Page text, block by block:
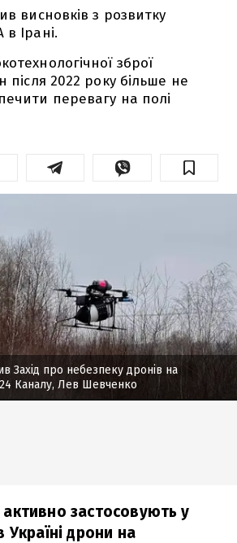
висновків з розвитку
Ірані.
зброї
після 2022 року більше не
перевагу на полі
Захід про небезпеку дронів на
Каналу, Лев Шевченко
застосовують у
Україні дрони на